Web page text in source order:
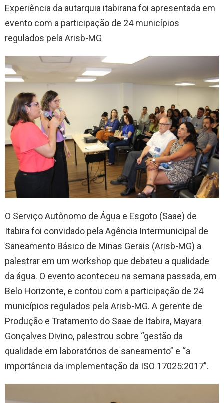
Experiência da autarquia itabirana foi apresentada em
evento com a participação de 24 municípios
regulados pela Arisb-MG
O Serviço Autônomo de Água e Esgoto (Saae) de
Itabira foi convidado pela Agência Intermunicipal de
Saneamento Básico de Minas Gerais (Arisb-MG) a
palestrar em um workshop que debateu a qualidade
da água. O evento aconteceu na semana passada, em
Belo Horizonte, e contou com a participação de 24
municípios regulados pela Arisb-MG. A gerente de
Produção e Tratamento do Saae de Itabira, Mayara
Gonçalves Divino, palestrou sobre “gestão da
qualidade em laboratórios de saneamento” e “a
importância da implementação da ISO 17025:2017”.